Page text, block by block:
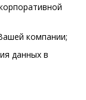
компании;
данных в